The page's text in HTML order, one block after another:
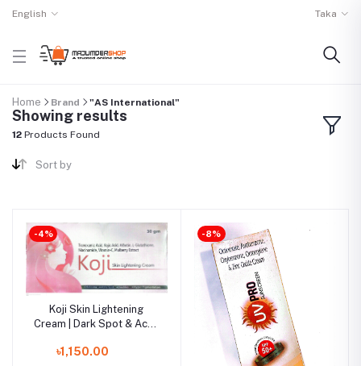
English Taka
Home Brand "AS International"
Showing results
12 Products Found
Sort by
-4%
Koji Skin Lightening
Cream | Dark Spot & Acne
৳1,150.00
-8%